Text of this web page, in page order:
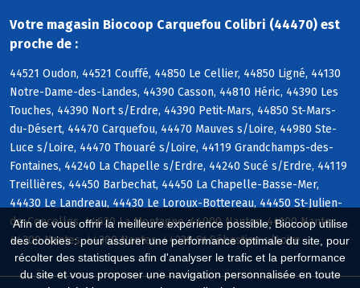
Afin de vous offrir la meilleure expérience possible, Biocoop utilise
des cookies : pour assurer une performance optimale du site, pour
récolter des statistiques afin d'analyser le trafic et la performance
du site et vous proposer une navigation personnalisée en toute
Votre magasin Biocoop Carquefou Colibri (44470) est
proche de :
44521 Oudon, 44521 Couffé, 44850 Le Cellier, 44850 Ligné, 44130
Notre-Dame-des-Landes, 44390 Casson, 44810 Héric, 44390 Les
Touches, 44390 Nort s/Erdre, 44390 Petit-Mars, 44850 St-Mars-
du-Désert, 44470 Carquefou, 44470 Mauves s/Loire, 44980 Ste-
Luce s/Loire, 44470 Thouaré s/Loire, 44119 Grandchamps-des-
Fontaines, 44240 La Chapelle s/Erdre, 44240 Sucé s/Erdre, 44119
Treillières, 44450 Barbechat, 44450 La Chapelle-Basse-Mer,
44430 Le Landreau, 44430 Le Loroux-Bottereau, 44450 St-Julien-
de-Concelles, 44620 La Montagne, 44000 Nantes, 44100 Nantes,
44200 Nantes, 44300 Nantes, 44230 St-Sébastien s/Loire